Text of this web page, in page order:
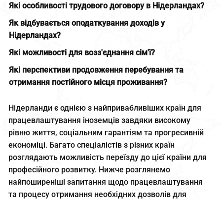
Які особливості трудового договору в Нідерландах?
Як відбувається оподаткування доходів у
Нідерландах?
Які можливості для возз'єднання сім'ї?
Які перспективи продовження перебування та
отримання постійного місця проживання?
Нідерланди є однією з найпривабливіших країн для
працевлаштування іноземців завдяки високому
рівню життя, соціальним гарантіям та прогресивній
економіці. Багато спеціалістів з різних країн
розглядають можливість переїзду до цієї країни для
професійного розвитку. Нижче розглянемо
найпоширеніші запитання щодо працевлаштування
та процесу отримання необхідних дозволів для